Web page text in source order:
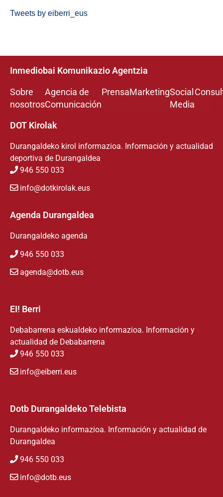
Tweets by eiberri_eus
Inmediobai Komunikazio Agentzia
Sobre
nosotros
Agencia de
Comunicación
PrensaMarketingSocial
Media
DOT Kirolak
Durangaldeko kirol informazioa. Información y actualidad
deportiva de Durangaldea
946 550 033
info@dotkirolak.eus
Agenda Durangaldea
Durangaldeko agenda
946 550 033
agenda@dotb.eus
EI! Berri
Debabarrena eskualdeko informazioa. Información y
actualidad de Debabarrena
946 550 033
info@eiberri.eus
Dotb Durangaldeko Telebista
Durangaldeko informazioa. Información y actualidad de
Durangaldea
946 550 033
info@dotb.eus